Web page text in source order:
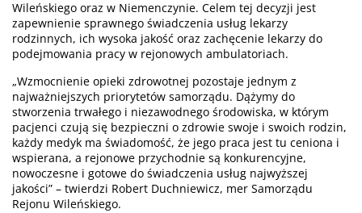
Wileńskiego oraz w Niemenczynie. Celem tej decyzji jest
zapewnienie sprawnego świadczenia usług lekarzy
rodzinnych, ich wysoka jakość oraz zachęcenie lekarzy do
podejmowania pracy w rejonowych ambulatoriach.
„Wzmocnienie opieki zdrowotnej pozostaje jednym z
najważniejszych priorytetów samorządu. Dążymy do
stworzenia trwałego i niezawodnego środowiska, w którym
pacjenci czują się bezpieczni o zdrowie swoje i swoich rodzin,
każdy medyk ma świadomość, że jego praca jest tu ceniona i
wspierana, a rejonowe przychodnie są konkurencyjne,
nowoczesne i gotowe do świadczenia usług najwyższej
jakości” – twierdzi Robert Duchniewicz, mer Samorządu
Rejonu Wileńskiego.